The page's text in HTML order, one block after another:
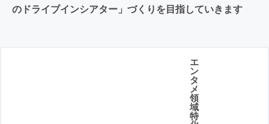
のドライブインシアター」づくりを目指していきます
エ
ン
タ
メ
領
域
特